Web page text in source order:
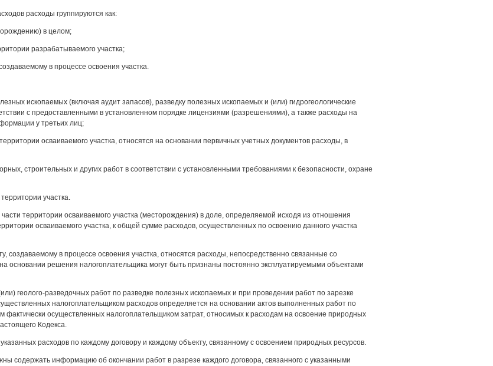
расходы группируются как:
в целом;
разрабатываемого участка;
в процессе освоения участка.
ископаемых (включая аудит запасов), разведку полезных ископаемых и (или) гидрогеологические
с предоставленными в установленном порядке лицензиями (разрешениями), а также расходы на
у третьих лиц;
осваиваемого участка, относятся на основании первичных учетных документов расходы, в
строительных и других работ в соответствии с установленными требованиями к безопасности, охране
участка.
территории осваиваемого участка (месторождения) в доле, определяемой исходя из отношения
осваиваемого участка, к общей сумме расходов, осуществленных по освоению данного участка
создаваемому в процессе освоения участка, относятся расходы, непосредственно связанные со
основании решения налогоплательщика могут быть признаны постоянно эксплуатируемыми объектами
геолого-разведочных работ по разведке полезных ископаемых и при проведении работ по зарезке
налогоплательщиком расходов определяется на основании актов выполненных работ по
фактически осуществленных налогоплательщиком затрат, относимых к расходам на освоение природных
Кодекса.
расходов по каждому договору и каждому объекту, связанному с освоением природных ресурсов.
содержать информацию об окончании работ в разрезе каждого договора, связанного с указанными